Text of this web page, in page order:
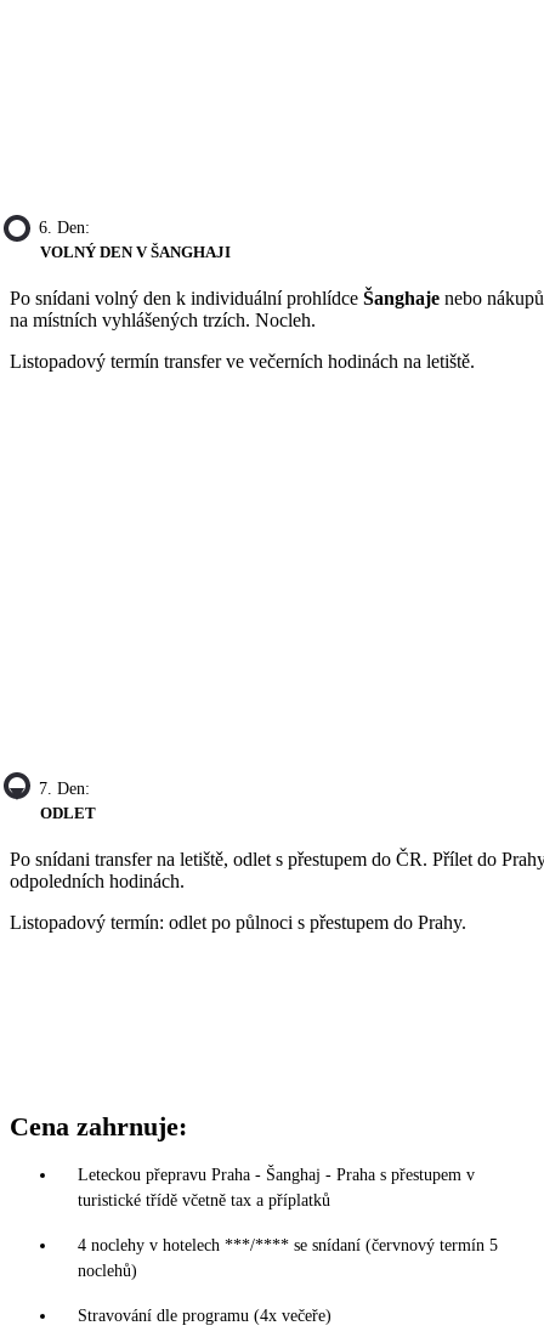
6. Den:
VOLNÝ DEN V ŠANGHAJI
Po snídani volný den k individuální prohlídce Šanghaje nebo
na místních vyhlášených trzích. Nocleh.
Listopadový termín transfer ve večerních hodinách na letiště.
7. Den:
ODLET
Po snídani transfer na letiště, odlet s přestupem do ČR. Přílet do
odpoledních hodinách.
Listopadový termín: odlet po půlnoci s přestupem do Prahy.
Cena zahrnuje:
Leteckou přepravu Praha - Šanghaj - Praha s přestupem v
turistické třídě včetně tax a příplatků
4 noclehy v hotelech ***/**** se snídaní (červnový termín 5
noclehů)
Stravování dle programu (4x večeře)